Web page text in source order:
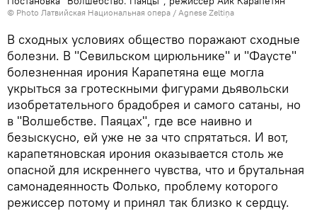
© Photo Латвийская Национальная опера / Agnese Zeltiņa
В сходных условиях общество поражают сходные
болезни. В "Севильском цирюльнике" и "Фаусте"
болезненная ирония Карапетяна еще могла
укрыться за гротескными фигурами дьявольски
изобретательного брадобрея и самого сатаны, но
в "Волшебстве. Паяцах", где все наивно и
безыскусно, ей уже не за что спрятаться. И вот,
карапетяновская ирония оказывается столь же
опасной для искреннего чувства, что и брутальная
самонадеянность Фолько, проблему которого
режиссер потому и принял так близко к сердцу.